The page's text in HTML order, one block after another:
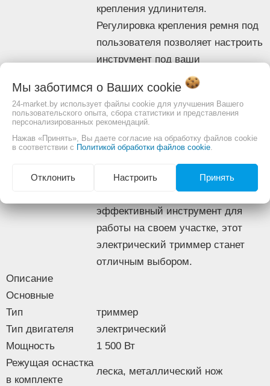
Нет
оборотов
двигателя
8 000 об/мин
Антивибрационная
система
Да
Плавный пуск
Да
Режущая система
Диаметр лески
2 мм
Комплектация
- триммерная головка,
- ранцевый ремень,
- набор инструментов.
Изображение товара и комплектация могут отличаться.
Полное описание:
крепления удлинителя.
Регулировка крепления ремня под
пользователя позволяет настроить
инструмент под ваши
индивидуальные предпочтения.
- Champion ET1500 отлично
подходит для ухода за
небольшими и средними
регулярное подравнивание травы.
Если вы ищете тихий и
эффективный инструмент для
работы на своем участке, этот
электрический триммер станет
отличным выбором.
Описание
Основные
Тип
триммер
Тип двигателя
электрический
Мощность
1 500 Вт
Режущая оснастка
в комплекте
леска, металлический нож
Мы заботимся о Ваших cookie
24-market.by использует файлы cookie для улучшения Вашего
пользовательского опыта, сбора статистики и представления
персонализированных рекомендаций.
Нажав «Принять», Вы даете согласие на обработку файлов cookie
в соответствии с Политикой обработки файлов cookie.
Отклонить Настроить Принять